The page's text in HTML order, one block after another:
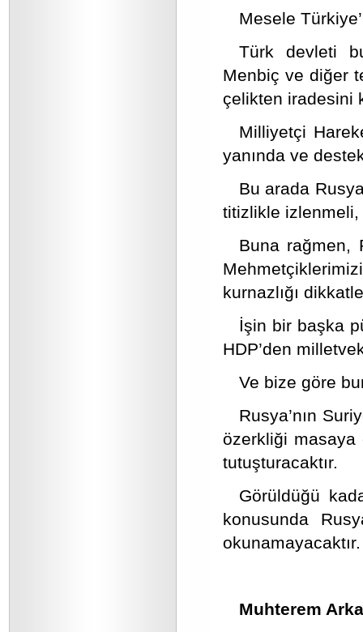
Mesele
Türk devleti
Menbiç ve diğer
çelikten iradesini
Milliyetçi
yanında ve
Bu arada
titizlikle izlenmeli,
Buna rağmen,
kurnazlığı
İşin bir başka
HDP’den
Ve bize göre
Rusya’nın
özerkliği masaya
tutuşturacaktır.
Görüldüğü
konusunda
okunamayacaktır.
Muhterem